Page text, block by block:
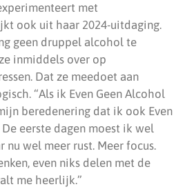
met
ook uit haar 2024-uitdaging.
geen druppel alcohol te
inmiddels over op
Dat ze meedoet aan
“Als ik Even Geen Alcohol
beredenering dat ik ook Even
eerste dagen moest ik wel
nu wel meer rust. Meer focus.
even niks delen met de
me heerlijk.”